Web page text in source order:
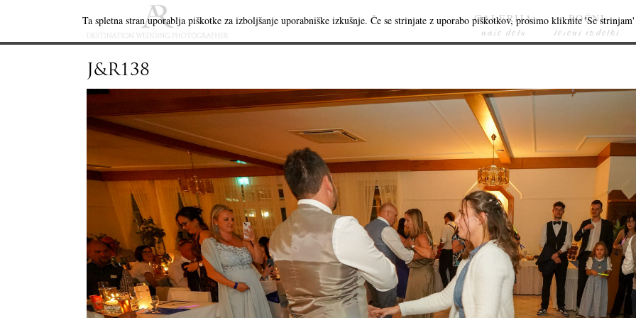
GALERIJA
naše delo
ROČNI
leseni izdelki
J&R138
Ta spletna stran uporablja piškotke za izboljšanje uporabniške izkušnje. Če se strinjate z uporabo piškotkov, prosimo kliknite 'Se